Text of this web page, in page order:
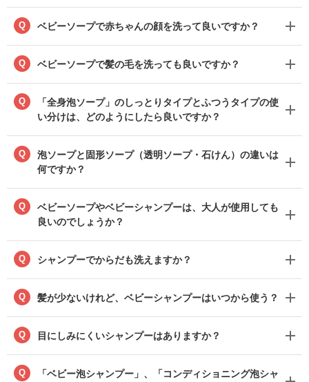
Q ベビーソープで赤ちゃんの顔を洗って良いですか？
Q ベビーソープで髪の毛を洗っても良いですか？
Q
「全身泡ソープ」のしっとりタイプとふつうタイプの使
い分けは、どのようにしたら良いですか？
Q
泡ソープと固形ソープ（透明ソープ・石けん）の違いは
何ですか？
Q
ベビーソープやベビーシャンプーは、大人が使用しても
良いのでしょうか？
Q シャンプーでからだも洗えますか？
Q 髪が少ないけれど、ベビーシャンプーはいつから使う？
Q 目にしみにくいシャンプーはありますか？
Q
「ベビー泡シャンプー」、「コンディショニング泡シャ